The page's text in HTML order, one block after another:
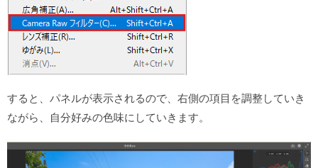
すると、パネルが表示されるので、右側の項目を調整していき
ながら、自分好みの色味にしていきます。